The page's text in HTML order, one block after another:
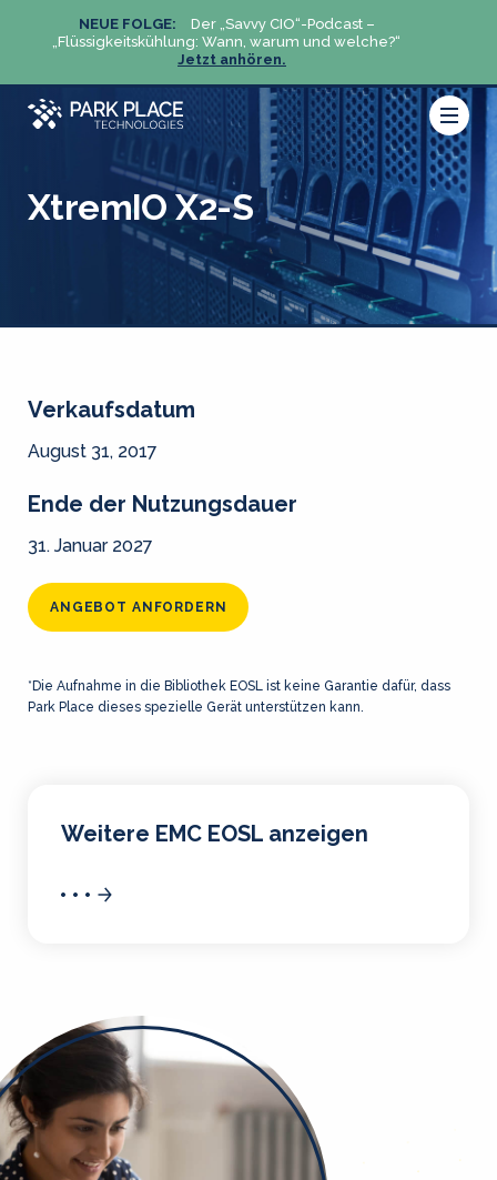
NEUE FOLGE:
Der „Savvy CIO“-Podcast –
„Flüssigkeitskühlung: Wann, warum und welche?“
Jetzt anhören.
XtremIO X2-S
Verkaufsdatum
August 31, 2017
Ende der Nutzungsdauer
31. Januar 2027
ANGEBOT ANFORDERN
*Die Aufnahme in die Bibliothek EOSL ist keine Garantie dafür, dass
Park Place dieses spezielle Gerät unterstützen kann.
Weitere EMC EOSL anzeigen